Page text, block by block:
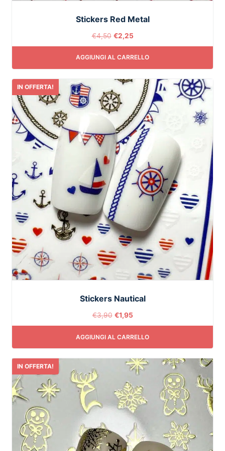
Stickers Red Metal
€4,50 €2,25
AGGIUNGI AL CARRELLO
IN OFFERTA!
Stickers Nautical
€3,90 €1,95
AGGIUNGI AL CARRELLO
IN OFFERTA!